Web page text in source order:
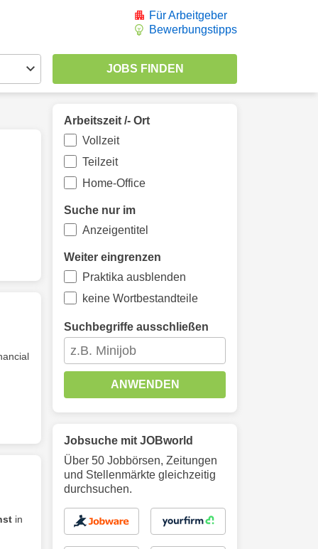
Für Arbeitgeber
Bewerbungstipps
in
Arbeitszeit /- Ort
Vollzeit
Teilzeit
Home-Office
Suche nur im
Anzeigentitel
Weiter eingrenzen
Praktika ausblenden
keine Wortbestandteile
Suchbegriffe ausschließen
ANWENDEN
Jobsuche mit JOBworld
Über 50 Jobbörsen, Zeitungen
und Stellenmärkte gleichzeitig
durchsuchen.